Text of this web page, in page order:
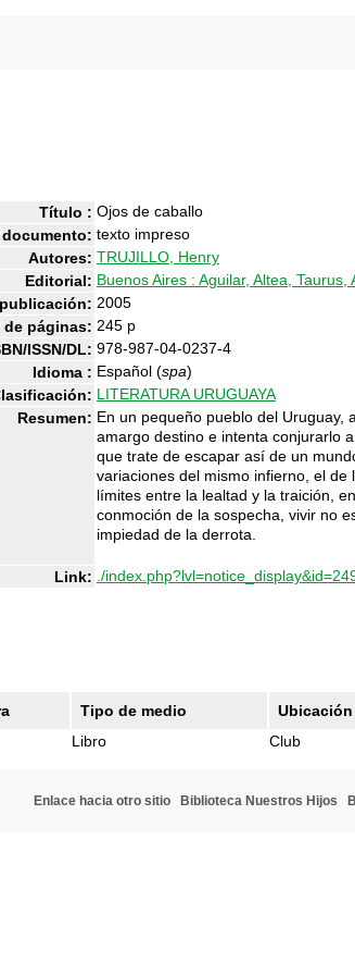
Título : Ojos de caballo
texto impreso
Autores: TRUJILLO, Henry
Editorial: Buenos Aires : Aguilar, Altea, Taurus,
2005
de páginas: 245 p
ISSN/DL: 978-987-04-0237-4
Idioma : Español (spa)
LITERATURA URUGUAYA
Resumen: En un pequeño pueblo del Uruguay,
amargo destino e intenta conjurarlo
que trate de escapar así de un
variaciones del mismo infierno, el
límites entre la lealtad y la traición,
conmoción de la sospecha, vivir no
impiedad de la derrota.
Link: ./
Tipo de medio Ubicación
Libro Club
Enlace hacia otro sitio Biblioteca Nuestros Hijos